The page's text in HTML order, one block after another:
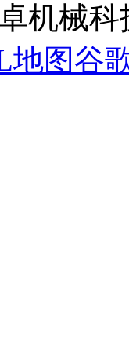
机械
地图谷